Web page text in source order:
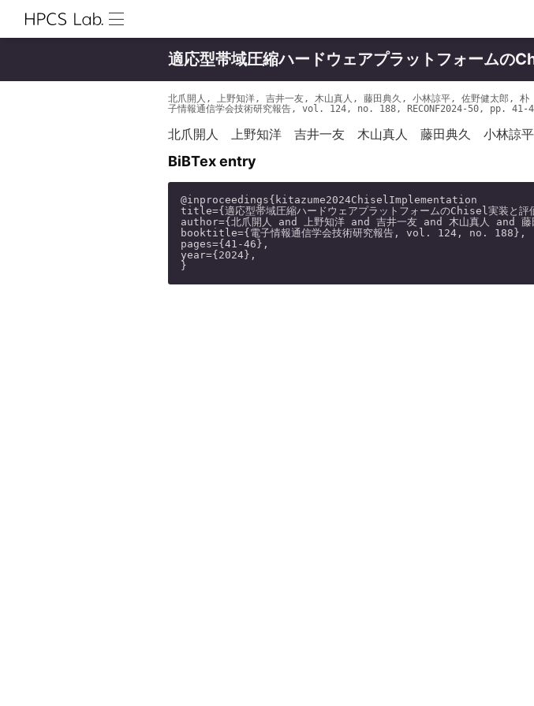
適応型帯域圧縮ハードウェアプラットフォームの
北爪開人, 上野知洋, 吉井一友, 木山真人, 藤田典久, 小林諒平, 佐野健太郎, 朴
子情報通信学会技術研究報告, vol. 124, no. 188, RECONF2024-50, pp. 41-
北爪開人 上野知洋 吉井一友 木山真人 藤田典久 小林諒平
BiBTex entry
@inproceedings{kitazume2024ChiselImplementation
title={適応型帯域圧縮ハードウェアプラットフォームのChisel実装と評
author={北爪開人 and 上野知洋 and 吉井一友 and 木山真人 and
booktitle={電子情報通信学会技術研究報告, vol. 124, no. 188},
pages={41-46},
year={2024},